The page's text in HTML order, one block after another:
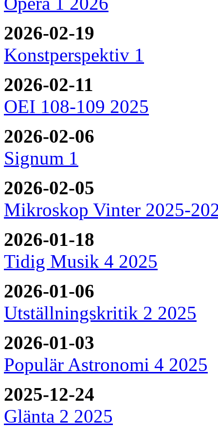
2026-02-19
Konstperspektiv 1
2026-02-11
OEI 108-109 2025
2026-02-06
Signum 1
2026-02-05
Mikroskop Vinter 2025-
2026-01-18
Tidig Musik 4 2025
2026-01-06
Utställningskritik 2 2025
2026-01-03
Populär Astronomi 4 2025
2025-12-24
Glänta 2 2025